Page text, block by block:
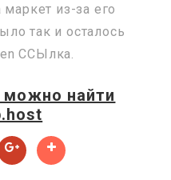
из-за его
так и осталось
ССЫлка.
можно найти